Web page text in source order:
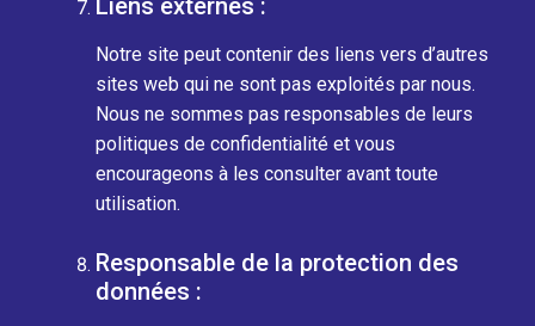
Notre site peut contenir des liens vers d’autres
sites web qui ne sont pas exploités par nous.
Nous ne sommes pas responsables de leurs
politiques de confidentialité et vous
encourageons à les consulter avant toute
utilisation.
Responsable de la protection des
données :